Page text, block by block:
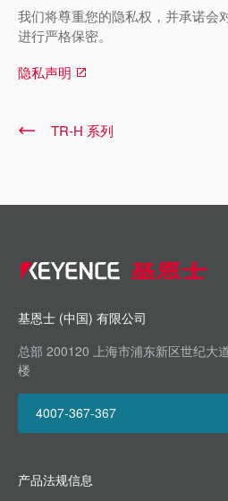
我们将尊重您的隐私权，并承诺会
进行严格保密。
隐私声明
TR-H 系列
基恩士 (中国) 有限公司
总部 200120 上海市浦东新区世纪大
楼
4007-367-367
产品法规信息